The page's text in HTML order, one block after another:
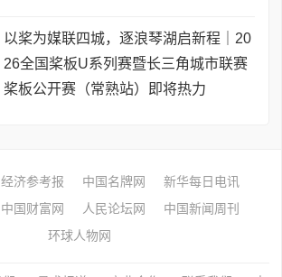
以桨为媒联四城，逐浪琴湖启新程｜20
26全国桨板U系列赛暨长三角城市联赛
桨板公开赛（常熟站）即将热力
经济参考报 中国名牌网
新华每日电讯
中国财富网 人民论坛网
中国新闻周刊
环球人物网